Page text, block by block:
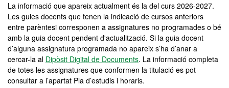
La informació que apareix actualment és la del curs 2026-2027.
Les guies docents que tenen la indicació de cursos anteriors
entre parèntesi corresponen a assignatures no programades o bé
amb la guia docent pendent d'actualització. Si la guia docent
d’alguna assignatura programada no apareix s’ha d’anar a
cercar-la al Dipòsit Digital de Documents. La informació completa
de totes les assignatures que conformen la titulació es pot
consultar a l’apartat Pla d’estudis i horaris.